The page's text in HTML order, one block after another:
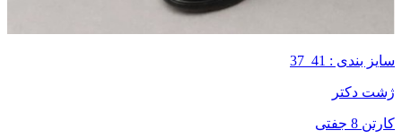
سایز بندی : 41_37
ژشت دکتر
کارتن 8 جفتی